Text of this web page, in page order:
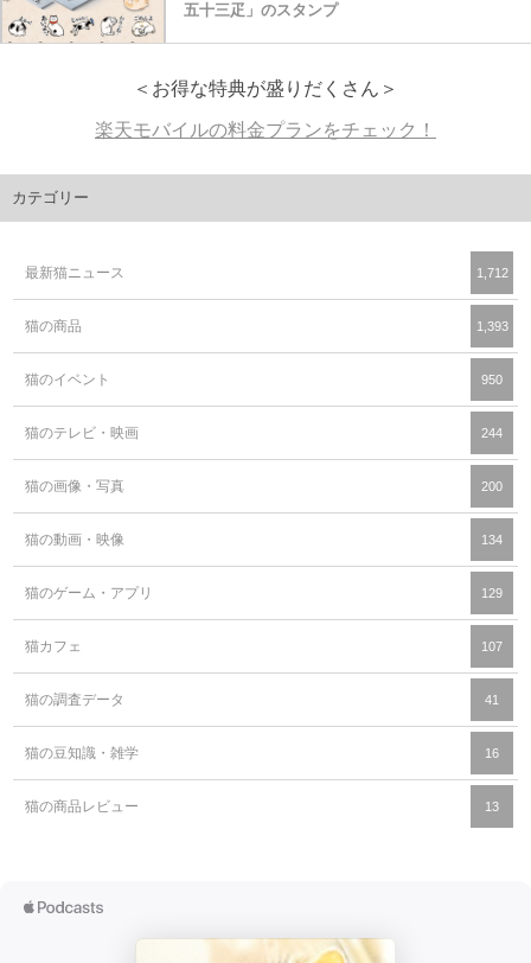
五十三疋」のスタンプ
＜お得な特典が盛りだくさん＞
楽天モバイルの料金プランをチェック！
カテゴリー
最新猫ニュース 1,712
猫の商品 1,393
猫のイベント 950
猫のテレビ・映画 244
猫の画像・写真 200
猫の動画・映像 134
猫のゲーム・アプリ 129
猫カフェ 107
猫の調査データ 41
猫の豆知識・雑学 16
猫の商品レビュー 13